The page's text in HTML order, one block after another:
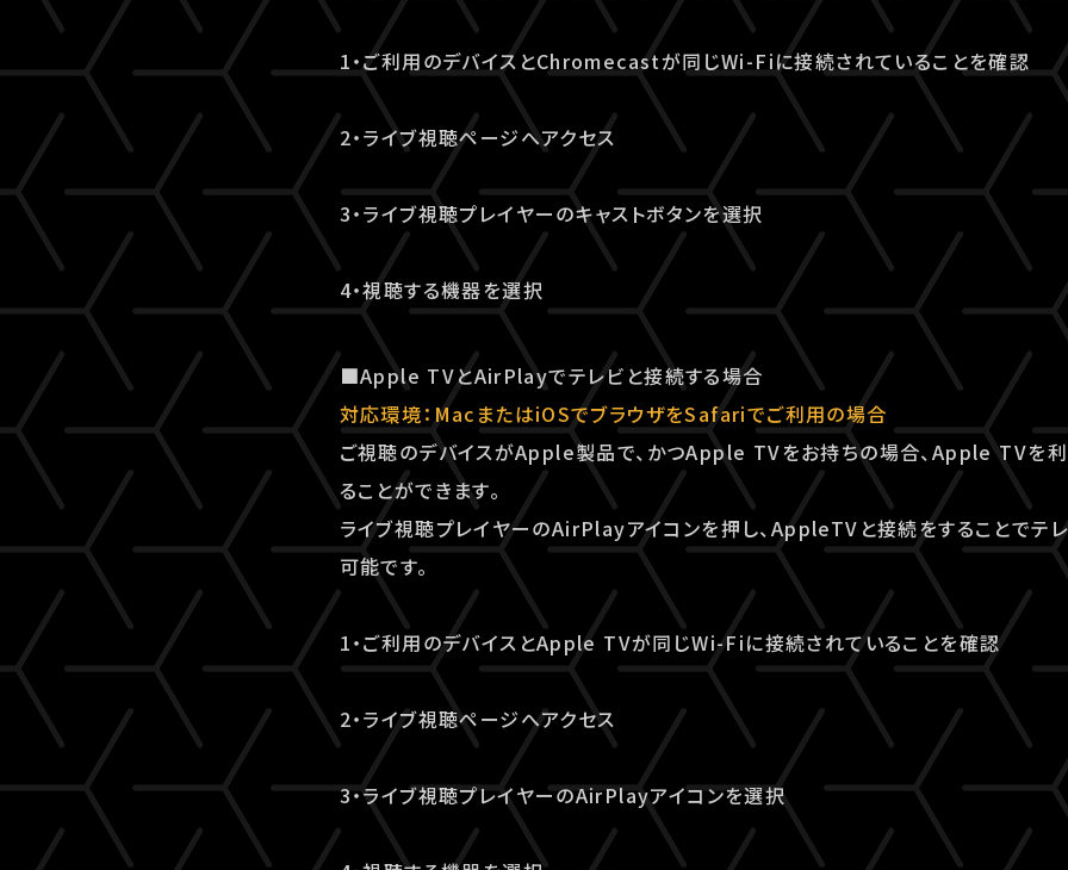
1・ご利用のデバイスとChromecastが同じWi-Fiに接続されていることを確認
2・ライブ視聴ページへアクセス
3・ライブ視聴プレイヤーのキャストボタンを選択
4・視聴する機器を選択
■Apple TVとAirPlayでテレビと接続する場合
対応環境：MacまたはiOSでブラウザをSafariでご利用の場合
ご視聴のデバイスがApple製品で、かつApple TVをお持ちの場合、Apple TVを
ることができます。
ライブ視聴プレイヤーのAirPlayアイコンを押し、AppleTVと接続をすることでテ
可能です。
1・ご利用のデバイスとApple TVが同じWi-Fiに接続されていることを確認
2・ライブ視聴ページへアクセス
3・ライブ視聴プレイヤーのAirPlayアイコンを選択